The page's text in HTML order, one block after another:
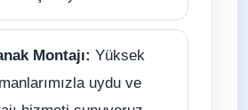
Montajı: Yüksek
uydu ve